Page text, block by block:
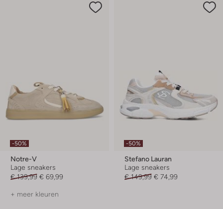
-50%
Notre-V
Lage sneakers
€ 139,99 € 69,99
+ meer kleuren
-50%
Stefano Lauran
Lage sneakers
€ 149,99 € 74,99